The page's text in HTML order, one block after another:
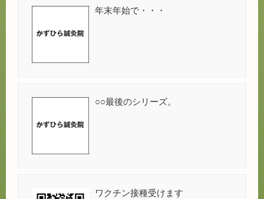
年末年始で・・・
○○最後のシリーズ。
ワクチン接種受けます